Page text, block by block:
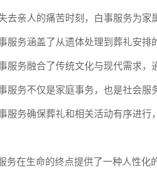
去亲人的痛苦时刻，白事服务为家
服务涵盖了从遗体处理到葬礼安排
服务融合了传统文化与现代需求，
服务不仅是家庭事务，也是社会服
服务确保葬礼和相关活动有序进
务在生命的终点提供了一种人性